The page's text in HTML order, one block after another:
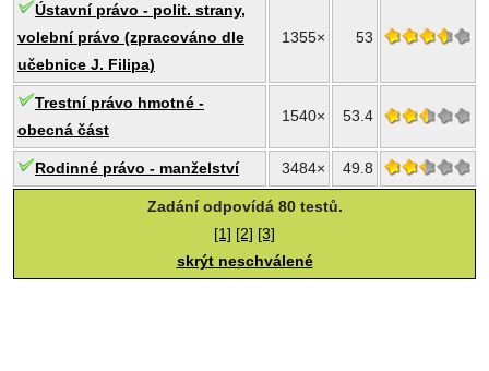
Ústavní právo - polit. strany,
volební právo (zpracováno dle
učebnice J. Filipa)
1355× 53
Trestní právo hmotné -
obecná část
1540× 53.4
Rodinné právo - manželství 3484× 49.8
Zadání odpovídá 80 testů.
[1] [2] [3]
skrýt neschválené